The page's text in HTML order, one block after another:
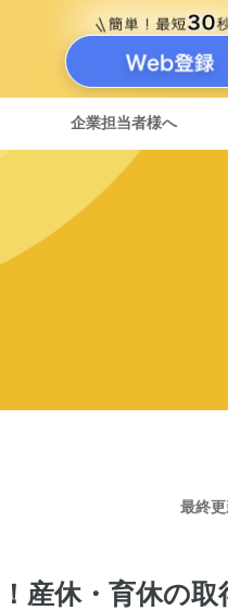
ある質問
企業担当者様へ
最終更
産休・育休の取